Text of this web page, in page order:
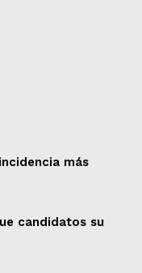
más
candidatos su